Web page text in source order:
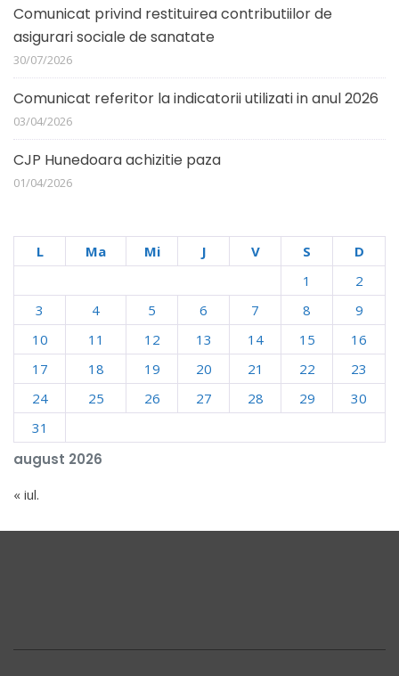
Comunicat privind restituirea contributiilor de
asigurari sociale de sanatate
30/07/2026
Comunicat referitor la indicatorii utilizati in anul 2026
03/04/2026
CJP Hunedoara achizitie paza
01/04/2026
august 2026
L Ma Mi J V S
D
1
2
3
4 5 6 7 8
9
10
11 12 13 14 15
16
17
18 19 20 21 22
23
24
25 26 27 28 29
30
31
« iul.